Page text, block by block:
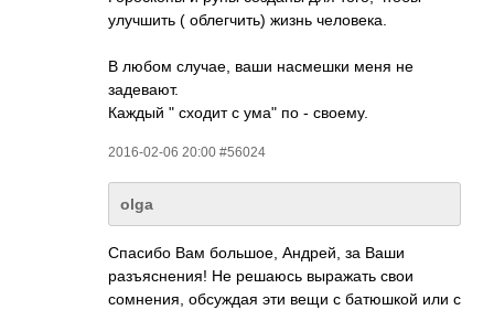
улучшить ( облегчить) жизнь человека.
В любом случае, ваши насмешки меня не
задевают.
Каждый " сходит с ума" по - своему.
2016-02-06 20:00 #56024
olga
Спасибо Вам большое, Андрей, за Ваши
разъяснения! Не решаюсь выражать свои
сомнения, обсуждая эти вещи с батюшкой или с